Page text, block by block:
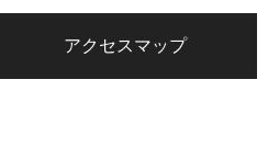
アクセスマップ